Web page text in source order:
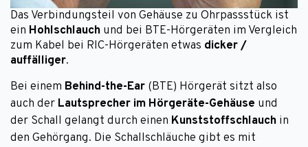
Das Verbindungsteil von Gehäuse zu Ohrpassstück ist
ein Hohlschlauch und bei BTE-Hörgeräten im Vergleich
zum Kabel bei RIC-Hörgeräten etwas dicker /
auffälliger.
Bei einem Behind-the-Ear (BTE) Hörgerät sitzt also
auch der Lautsprecher im Hörgeräte-Gehäuse und
der Schall gelangt durch einen Kunststoffschlauch in
den Gehörgang. Die Schallschläuche gibt es mit